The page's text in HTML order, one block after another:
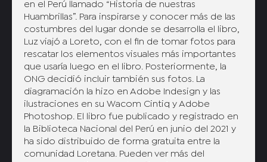
en el Perú llamado “Historia de nuestras
Huambrillas”. Para inspirarse y conocer más de las
costumbres del lugar donde se desarrolla el libro,
Luz viajó a Loreto, con el fin de tomar fotos para
rescatar los elementos visuales más importantes
que usaría luego en el libro. Posteriormente, la
ONG decidió incluir también sus fotos. La
diagramación la hizo en Adobe Indesign y las
ilustraciones en su Wacom Cintiq y Adobe
Photoshop. El libro fue publicado y registrado en
la Biblioteca Nacional del Perú en junio del 2021 y
ha sido distribuido de forma gratuita entre la
comunidad Loretana. Pueden ver más del